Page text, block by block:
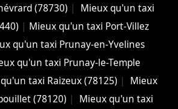
(78730) |
Mieux qu'un taxi
| Mieux qu'un taxi Port-Villez
qu'un taxi Prunay-en-Yvelines
qu'un taxi Prunay-le-Temple
taxi Raizeux (78125) |
Mieux
(78120) |
Mieux qu'un taxi